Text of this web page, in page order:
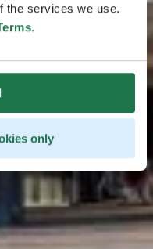
the services we use.
.
only